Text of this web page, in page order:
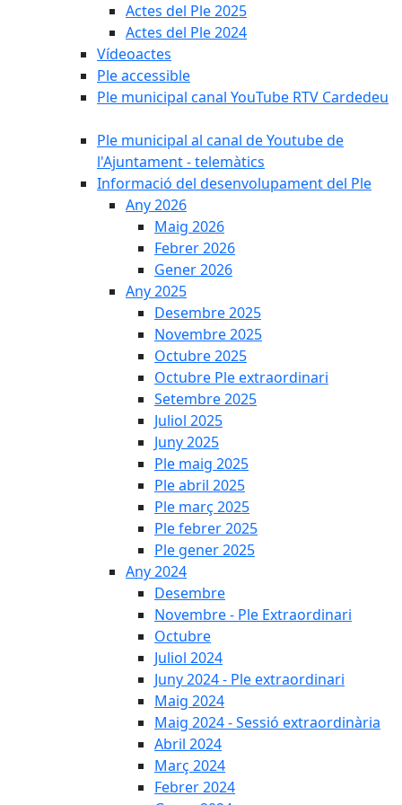
Actes del Ple 2025
Actes del Ple 2024
Vídeoactes
Ple accessible
Ple municipal canal YouTube RTV Cardedeu
Ple municipal al canal de Youtube de
l'Ajuntament - telemàtics
Informació del desenvolupament del Ple
Any 2026
Maig 2026
Febrer 2026
Gener 2026
Any 2025
Desembre 2025
Novembre 2025
Octubre 2025
Octubre Ple extraordinari
Setembre 2025
Juliol 2025
Juny 2025
Ple maig 2025
Ple abril 2025
Ple març 2025
Ple febrer 2025
Ple gener 2025
Any 2024
Desembre
Novembre - Ple Extraordinari
Octubre
Juliol 2024
Juny 2024 - Ple extraordinari
Maig 2024
Maig 2024 - Sessió extraordinària
Abril 2024
Març 2024
Febrer 2024